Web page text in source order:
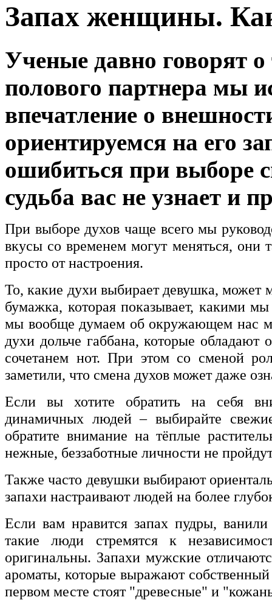
Запах женщины.
Ученые давно говорят
полового партнера мы
впечатление о
ориентируемся на его
ошибиться при выборе
судьба вас не узнает и
При выборе духов чаще всего мы
вкусы со временем могут меняться, они
просто от настроения.
То, какие духи выбирает девушка, может
бумажка, которая показывает, какими
мы вообще думаем об окружающем нас
духи дольче габбана, которые
сочетанем нот. При этом со сменой
заметили, что смена духов может даже
Если вы хотите обратить на себя
динамичных людей – выбирайте
обратите внимание на тёплые
нежные, беззаботные личности не
Также часто девушки выбирают
запахи настраивают людей на более
Если вам нравится запах пудры,
такие люди стремятся к
оригинальны. Запахи мужские
ароматы, которые выражают
первом месте стоят "древесные" и